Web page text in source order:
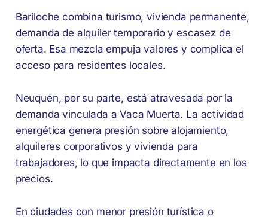
Bariloche combina turismo, vivienda permanente,
demanda de alquiler temporario y escasez de
oferta. Esa mezcla empuja valores y complica el
acceso para residentes locales.
Neuquén, por su parte, está atravesada por la
demanda vinculada a Vaca Muerta. La actividad
energética genera presión sobre alojamiento,
alquileres corporativos y vivienda para
trabajadores, lo que impacta directamente en los
precios.
En ciudades con menor presión turística o